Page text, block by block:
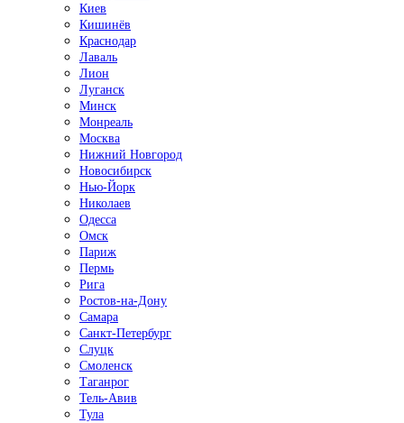
Киев
Кишинёв
Краснодар
Лаваль
Лион
Луганск
Минск
Монреаль
Москва
Нижний Новгород
Новосибирск
Нью-Йорк
Николаев
Одесса
Омск
Париж
Пермь
Рига
Ростов-на-Дону
Самара
Санкт-Петербург
Слуцк
Смоленск
Таганрог
Тель-Авив
Тула